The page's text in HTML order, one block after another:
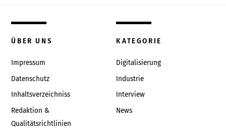
ÜBER UNS
Impressum
Datenschutz
Inhaltsverzeichniss
Redaktion &
Qualitätsrichtlinien
KATEGORIE
Digitalisierung
Industrie
Interview
News